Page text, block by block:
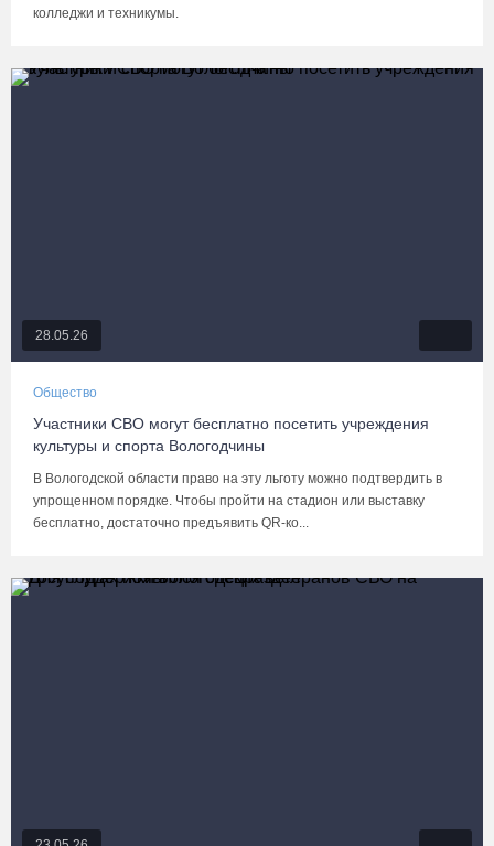
колледжи и техникумы.
28.05.26
Общество
Участники СВО могут бесплатно посетить учреждения
культуры и спорта Вологодчины
В Вологодской области право на эту льготу можно подтвердить в
упрощенном порядке. Чтобы пройти на стадион или выставку
бесплатно, достаточно предъявить QR-ко...